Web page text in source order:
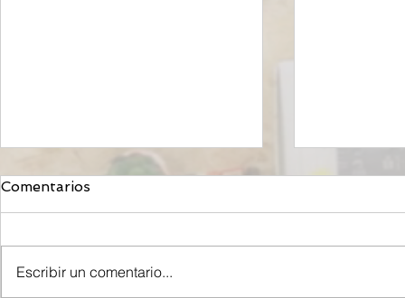
Comentarios
Escribir un comentario...